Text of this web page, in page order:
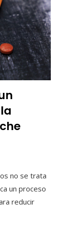
no se trata
un proceso
reducir